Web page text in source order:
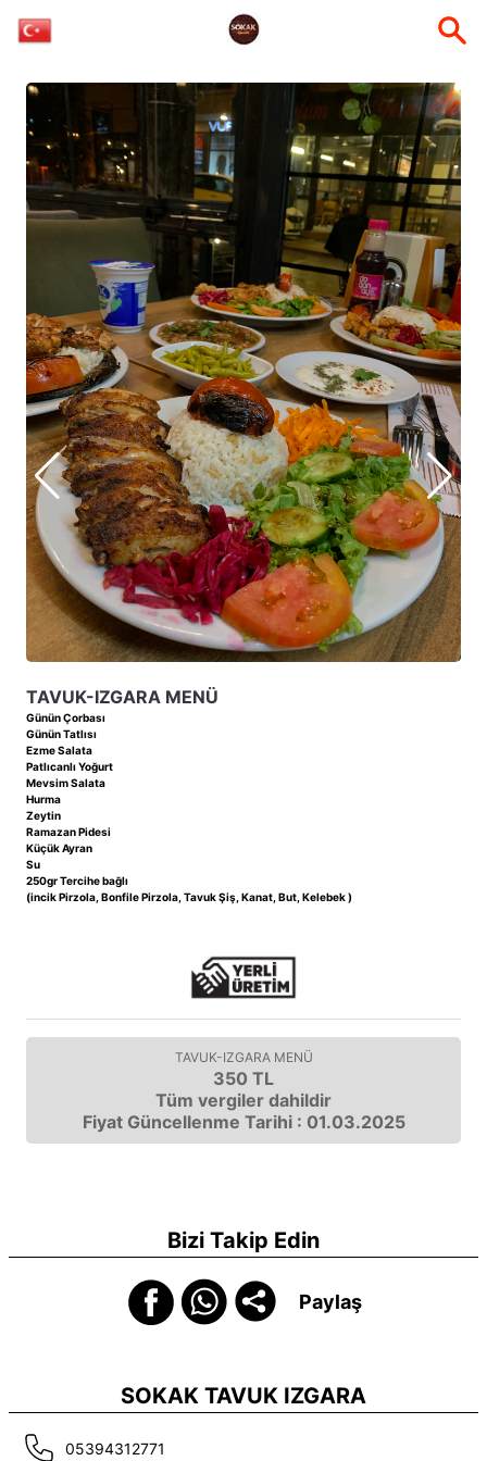
TAVUK-IZGARA MENÜ
Günün Çorbası
Günün Tatlısı
Ezme Salata
Patlıcanlı Yoğurt
Mevsim Salata
Hurma
Zeytin
Ramazan Pidesi
Küçük Ayran
Su
250gr Tercihe bağlı
(incik Pirzola, Bonfile Pirzola, Tavuk Şiş, Kanat, But, Kelebek )
TAVUK-IZGARA MENÜ
350 TL
Tüm vergiler dahildir
Fiyat Güncellenme Tarihi : 01.03.2025
Bizi Takip Edin
Paylaş
SOKAK TAVUK IZGARA
05394312771